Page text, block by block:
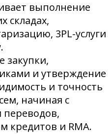
выполнение
складах,
3PL-услуги
закупки,
и утверждение
и точность
начиная с
переводов,
кредитов и RMA.